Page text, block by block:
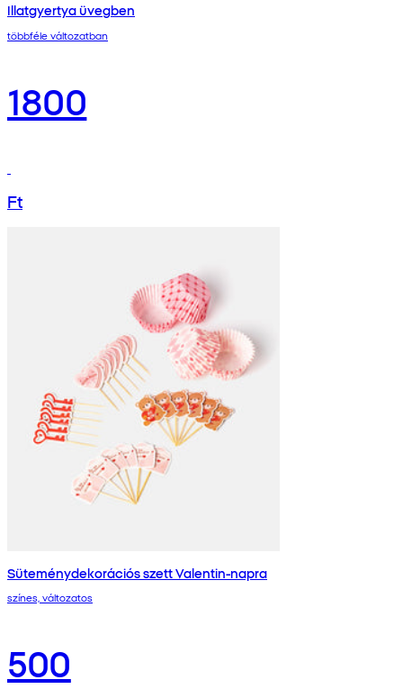
Illatgyertya üvegben
többféle változatban
1800
Ft
Süteménydekorációs szett Valentin-napra
színes, változatos
500